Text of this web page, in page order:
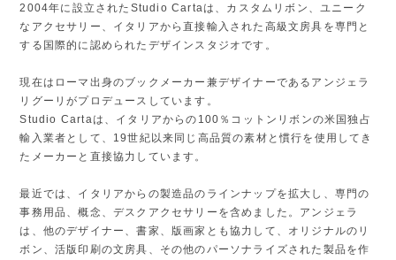
2004年に設立されたStudio Cartaは、カスタムリボン、ユニーク
なアクセサリー、イタリアから直接輸入された高級文房具を専門と
する国際的に認められたデザインスタジオです。
現在はローマ出身のブックメーカー兼デザイナーであるアンジェラ
リグーリがプロデュースしています。
Studio Cartaは、イタリアからの100％コットンリボンの米国独占
輸入業者として、19世紀以来同じ高品質の素材と慣行を使用してき
たメーカーと直接協力しています。
最近では、イタリアからの製造品のラインナップを拡大し、専門の
事務用品、概念、デスクアクセサリーを含めました。アンジェラ
は、他のデザイナー、書家、版画家とも協力して、オリジナルのリ
ボン、活版印刷の文房具、その他のパーソナライズされた製品を作